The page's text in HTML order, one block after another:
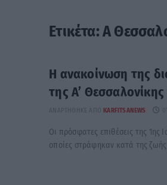
Ετικέτα:Α
Η ανακοίνωση της
της Α’ Θεσσαλονίκης
ΑΝΑΡΤΉΘΗΚΕ ΑΠΌ KARFITSANEWS
Οι πρόσφατες επιθέσεις της 1ης
οποίες στράφηκαν κατά της